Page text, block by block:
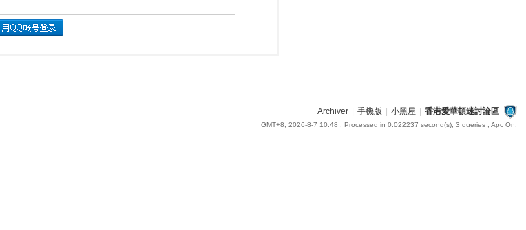
Archiver 手機版 小黑屋 香港愛華頓迷討論區
GMT+8, 2026-8-7 10:48 , Processed in 0.022237 second(s), 3 queries , Apc On.